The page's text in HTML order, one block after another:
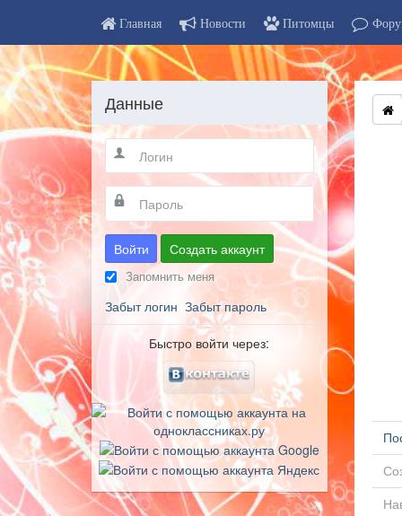
Главная Новости Питомцы
Данные
Войти Создать аккаунт
Запомнить меня
Забыт логин Забыт пароль
Быстро войти через: